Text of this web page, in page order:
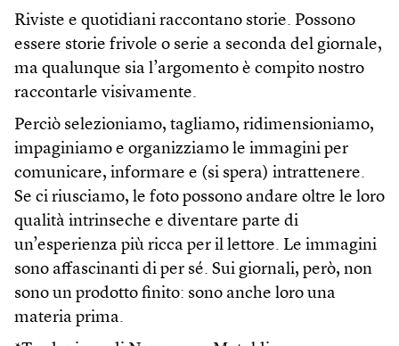
Riviste e quotidiani raccontano storie. Possono
essere storie frivole o serie a seconda del giornale,
ma qualunque sia l’argomento è compito nostro
raccontarle visivamente.
Perciò selezioniamo, tagliamo, ridimensioniamo,
impaginiamo e organizziamo le immagini per
comunicare, informare e (si spera) intrattenere.
Se ci riusciamo, le foto possono andare oltre le loro
qualità intrinseche e diventare parte di
un’esperienza più ricca per il lettore. Le immagini
sono affascinanti di per sé. Sui giornali, però, non
sono un prodotto finito: sono anche loro una
materia prima.